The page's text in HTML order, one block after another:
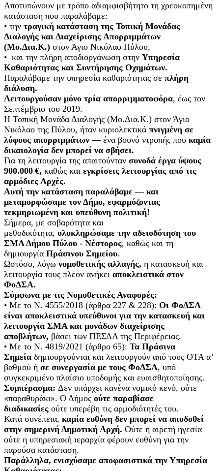
Αποτυπώνουν με τρόπο αδιαμφισβήτητο τη χρεοκοπημένη
κατάσταση που παραλάβαμε:
• την τραγική κατάσταση της Τοπική Μονάδας
Διαλογής και Διαχείρισης Απορριμμάτων
(Μο.Δια.Κ.) στον Άγιο Νικόλαο Πύλου,
• και την πλήρη αποδιοργάνωση στην Υπηρεσία
Καθαριότητας και Συντήρησης Οχημάτων.
Παραλάβαμε την υπηρεσία καθαριότητας σε πλήρη
διάλυση.
Λειτουργούσαν μόνο τρία απορριμματοφόρα, έως τον
Σεπτέμβριο του 2019.
Η Τοπική Μονάδα Διαλογής (Μο.Δια.Κ.) στον Άγιο
Νικόλαο της Πύλου, ήταν κυριολεκτικά πνιγμένη σε
λόφους απορριμμάτων — ένα βουνό ντροπής που καμία
δικαιολογία δεν μπορεί να σβήσει.
Για τη λειτουργία της απαιτούνταν συνοδά έργα ύψους
900.000 €, καθώς και εγκρίσεις λειτουργίας από τις
αρμόδιες Αρχές.
Αυτή την κατάσταση παραλάβαμε — και
μεταμορφώσαμε τον Δήμο, εφαρμόζοντας
τεκμηριωμένη και υπεύθυνη πολιτική!
Σήμερα, με σοβαρότητα και
μεθοδικότητα, ολοκληρώσαμε την αδειοδότηση του
ΣΜΑ Δήμου Πύλου ‑ Νέστορος, καθώς και τη
δημιουργία Πράσινου Σημείου.
Ωστόσο, λόγω νομοθετικής αλλαγής, η κατασκευή και
λειτουργία τους πλέον ανήκει αποκλειστικά στον
ΦοΔΣΑ.
Σύμφωνα με τις Νομοθετικές Αναφορές:
• Με το Ν. 4555/2018 (άρθρα 227 & 228): Οι ΦοΔΣΑ
είναι αποκλειστικά υπεύθυνοι για την κατασκευή και
λειτουργία ΣΜΑ και μονάδων διαχείρισης
αποβλήτων, βάσει των ΠΕΣΔΑ της Περιφέρειας.
• Με το Ν. 4819/2021 (άρθρο 65): Τα Πράσινα
Σημεία δημιουργούνται και λειτουργούν από τους ΟΤΑ α’
βαθμού ή σε συνεργασία με τους ΦοΔΣΑ, υπό
συγκεκριμένο πλαίσιο υποδομής και ευαισθητοποίησης.
Συμπέρασμα: Δεν υπάρχει κανένα νομικό κενό, ούτε
«παραθυράκι». Ο Δήμος ούτε παραβίασε
διαδικασίες ούτε υπερέβη τις αρμοδιότητές του.
Κατά συνέπεια, καμία ευθύνη δεν μπορεί να αποδοθεί
στην σημερινή Δημοτική Αρχή. Ούτε η αιρετή ηγεσία
ούτε η υπηρεσιακή ιεραρχία φέρουν ευθύνη για την
παρούσα κατάσταση.
Παράλληλα, ενισχύσαμε αποφασιστικά την Υπηρεσία